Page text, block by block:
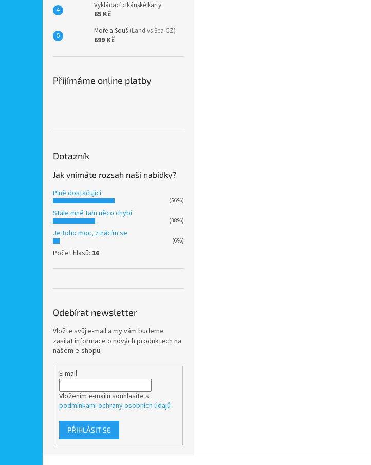
Vykládací cikánské karty
65 Kč
Moře a Souš (Land vs Sea CZ)
699 Kč
Přijímáme online platby
Dotazník
Jak vnímáte rozsah naší nabídky?
Plně dostačující
(56%)
Stále mně tam něco chybí
(38%)
Je toho moc, ztrácím se
(6%)
Počet hlasů: 16
Odebírat newsletter
Vložte svůj e-mail a my vám budeme
zasílat informace o nových produktech na
našem e-shopu.
E-mail
Vložením e-mailu souhlasíte s
podmínkami ochrany osobních údajů
PŘIHLÁSIT SE